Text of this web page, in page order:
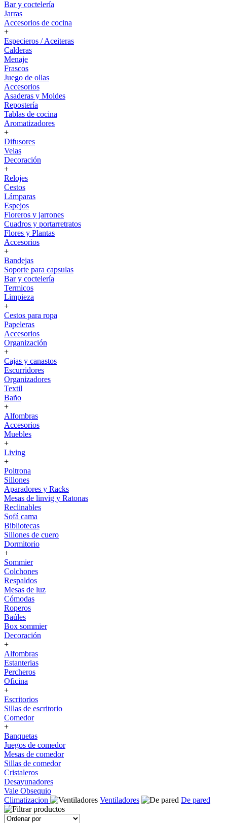
Bar y coctelería
Jarras
Accesorios de cocina
+
Especieros / Aceiteras
Calderas
Menaje
Frascos
Juego de ollas
Accesorios
Asaderas y Moldes
Repostería
Tablas de cocina
Aromatizadores
+
Difusores
Velas
Decoración
+
Relojes
Cestos
Lámparas
Espejos
Floreros y jarrones
Cuadros y portarretratos
Flores y Plantas
Accesorios
+
Bandejas
Soporte para capsulas
Bar y coctelería
Termicos
Limpieza
+
Cestos para ropa
Papeleras
Accesorios
Organización
+
Cajas y canastos
Escurridores
Organizadores
Textil
Baño
+
Alfombras
Accesorios
Muebles
+
Living
+
Poltrona
Sillones
Aparadores y Racks
Mesas de linvig y Ratonas
Reclinables
Sofá cama
Bibliotecas
Sillones de cuero
Dormitorio
+
Sommier
Colchones
Respaldos
Mesas de luz
Cómodas
Roperos
Baúles
Box sommier
Decoración
+
Alfombras
Estanterias
Percheros
Oficina
+
Escritorios
Sillas de escritorio
Comedor
+
Banquetas
Juegos de comedor
Mesas de comedor
Sillas de comedor
Cristaleros
Desayunadores
Vale Obsequio
Climatizacion
Ventiladores De pared